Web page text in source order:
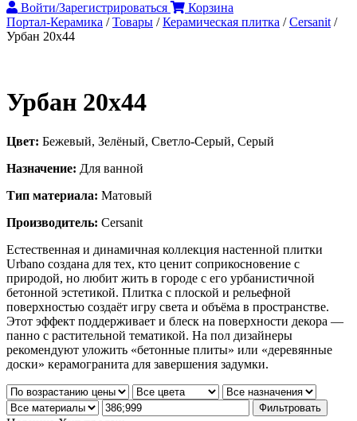
Войти/Зарегистрироваться
Корзина
Портал-Керамика /Товары /Керамическая плитка /Cersanit /
Урбан 20х44
Урбан 20х44
Цвет: Бежевый, Зелёный, Светло-Серый, Серый
Назначение: Для ванной
Тип материала: Матовый
Производитель: Cersanit
Естественная и динамичная коллекция настенной плитки
Urbano создана для тех, кто ценит соприкосновение с
природой, но любит жить в городе с его урбанистичной
бетонной эстетикой. Плитка с плоской и рельефной
поверхностью создаёт игру света и объёма в пространстве.
Этот эффект поддерживает и блеск на поверхности декора —
панно с растительной тематикой. На пол дизайнеры
рекомендуют уложить «бетонные плиты» или «деревянные
доски» керамогранита для завершения задумки.
Фильтровать